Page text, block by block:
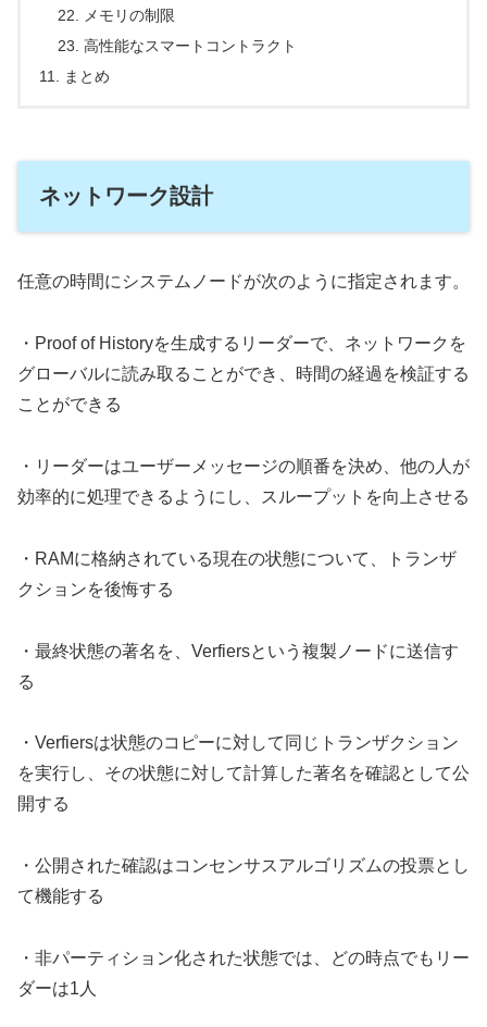
メモリの制限
高性能なスマートコントラクト
まとめ
ネットワーク設計
任意の時間にシステムノードが次のように指定されます。
・Proof of Historyを生成するリーダーで、ネットワークを
グローバルに読み取ることができ、時間の経過を検証する
ことができる
・リーダーはユーザーメッセージの順番を決め、他の人が
効率的に処理できるようにし、スループットを向上させる
・RAMに格納されている現在の状態について、トランザ
クションを後悔する
・最終状態の著名を、Verfiersという複製ノードに送信す
る
・Verfiersは状態のコピーに対して同じトランザクション
を実行し、その状態に対して計算した著名を確認として公
開する
・公開された確認はコンセンサスアルゴリズムの投票とし
て機能する
・非パーティション化された状態では、どの時点でもリー
ダーは1人